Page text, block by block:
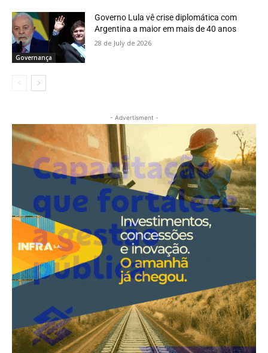
Governança
Governo Lula vê crise diplomática com
Argentina a maior em mais de 40 anos
28 de July de 2026
- Advertisment -